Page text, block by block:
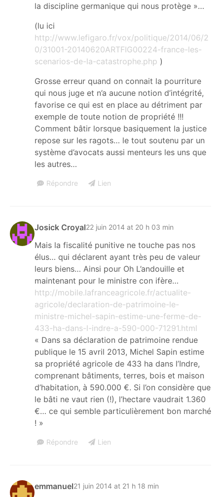
la discipline germanique qui nous protège »…
(lu ici
http://www.lefigaro.fr/vox/politique/2014/06/2
0/31001-20140620ARTFIG00224-france-les-
scenarios-de-la-catastrophe.php )
Grosse erreur quand on connait la pourriture
qui nous juge et n’a aucune notion d’intégrité,
favorise ce qui est en place au détriment par
exemple de toute notion de propriété !!!
Comment bâtir lorsque basiquement la justice
repose sur les ragots… le tout soutenu par un
système d’avocats aussi menteurs les uns que
les autres…
Répondre Lien
Josick Croyal22 juin 2014 at 20 h 03 min
Mais la fiscalité punitive ne touche pas nos
élus… qui déclarent ayant très peu de valeur
leurs biens… Ainsi pour Oh L’andouille et
maintenant pour le ministre con ifère…
http://mobile.lafranceagricole.fr/actualite-
agricole/declaration-de-patrimoine-le-
ministre-michel-sapin-estime-une-ferme-de-
433-ha-dans-l-indre-a-590-000-71291.html
« Dans sa déclaration de patrimoine rendue
publique le 15 avril 2013, Michel Sapin estime
sa propriété agricole de 433 ha dans l’Indre,
comprenant bâtiments, terres, bois et maison
d’habitation, à 590.000 €. Si l’on considère que
le bâti ne vaut rien (!), l’hectare vaudrait 1.360
€… ce qui semble particulièrement bon marché
! »
Répondre Lien
emmanuel21 juin 2014 at 21 h 18 min